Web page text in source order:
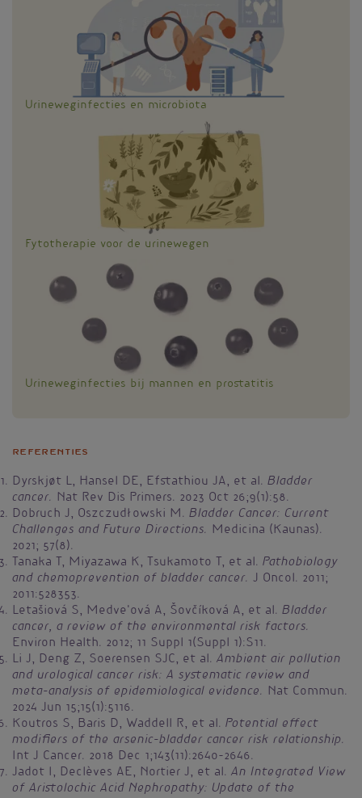
Urineweginfecties en microbiota
Fytotherapie voor de urinewegen
Urineweginfecties bij mannen en prostatitis
Referenties
Dyrskjøt L, Hansel DE, Efstathiou JA, et al. Bladder
cancer.
Nat Rev Dis Primers. 2023 Oct 26;9(1):58.
Dobruch J, Oszczudłowski M. Bladder Cancer: Current
Challenges and Future Directions.
Medicina (Kaunas).
2021; 57(8).
Tanaka T, Miyazawa K, Tsukamoto T, et al. Pathobiology
and chemoprevention of bladder cancer. J Oncol. 2011;
2011:528353.
Letašiová S, Medve'ová A, Šovčíková A, et al. Bladder
cancer, a review of the environmental risk factors.
Environ Health. 2012; 11 Suppl 1(Suppl 1):S11.
Li J, Deng Z, Soerensen SJC, et al. Ambient air pollution
and urological cancer risk: A systematic review and
meta-analysis of epidemiological evidence.
Nat Commun.
2024 Jun 15;15(1):5116.︎
Koutros S, Baris D, Waddell R, et al. Potential effect
modifiers of the arsenic-bladder cancer risk relationship.
Int J Cancer. 2018 Dec 1;143(11):2640-2646.
Jadot I, Declèves AE, Nortier J, et al. An Integrated View
of Aristolochic Acid Nephropathy: Update of the